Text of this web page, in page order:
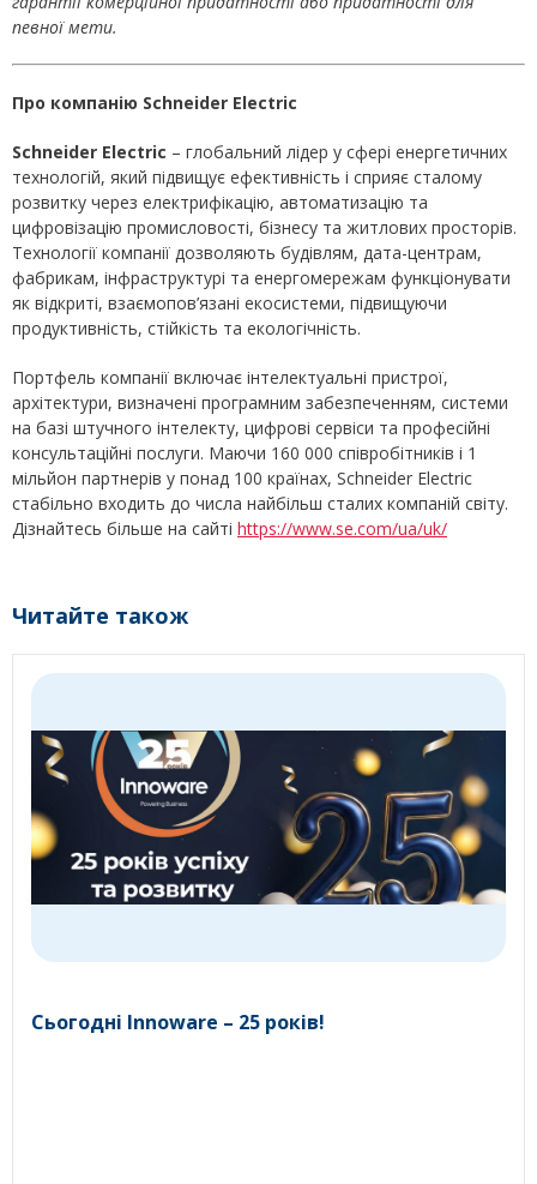
певної мети.
Про компанію Schneider Electric
Schneider Electric – глобальний лідер у сфері енергетичних
технологій, який підвищує ефективність і сприяє сталому
розвитку через електрифікацію, автоматизацію та
цифровізацію промисловості, бізнесу та житлових просторів.
Технології компанії дозволяють будівлям, дата-центрам,
фабрикам, інфраструктурі та енергомережам функціонувати
як відкриті, взаємопов’язані екосистеми, підвищуючи
продуктивність, стійкість та екологічність.
Портфель компанії включає інтелектуальні пристрої,
архітектури, визначені програмним забезпеченням, системи
на базі штучного інтелекту, цифрові сервіси та професійні
консультаційні послуги. Маючи 160 000 співробітників і 1
мільйон партнерів у понад 100 країнах, Schneider Electric
стабільно входить до числа найбільш сталих компаній світу.
Дізнайтесь більше на сайті https://www.se.com/ua/uk/
Читайте також
Сьогодні Innoware – 25 років!